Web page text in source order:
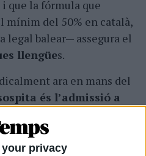
your privacy
que la fórmula que
mínim del 50% en català,
legal balear— assegura el
llengües.
ara en mans del
és l’admissió a
tribunal espanyol. Segons
el simple fet